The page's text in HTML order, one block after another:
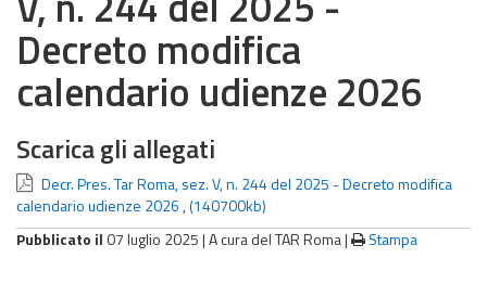
Decreto modifica
calendario udienze 2026
Scarica gli allegati
Decr. Pres. Tar Roma, sez. V, n. 244 del 2025 - Decreto modifica
calendario udienze 2026 ,(140700kb)
Pubblicato il 07 luglio 2025 |A cura del TAR Roma| Stampa